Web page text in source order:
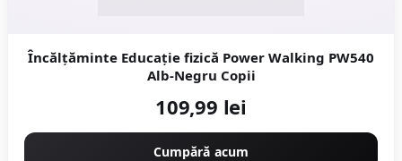
Încălțăminte Educație fizică Power Walking PW540
Alb-Negru Copii
109,99 lei
Cumpără acum